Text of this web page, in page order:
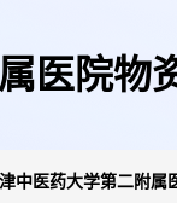
医院物
中医药大学第二附属